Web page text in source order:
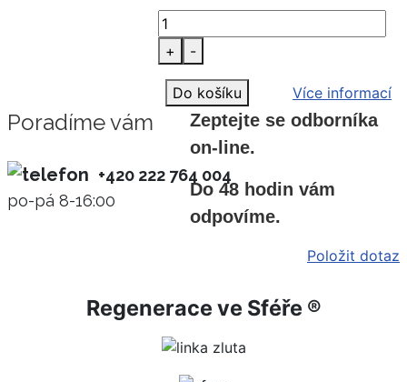
+ -
Do košíku Více informací
Poradíme vám
+420 222 764 004
po-pá 8-16:00
Zeptejte se odborníka
on-line.
Do 48 hodin vám
odpovíme.
Položit dotaz
Regenerace ve Sféře ®